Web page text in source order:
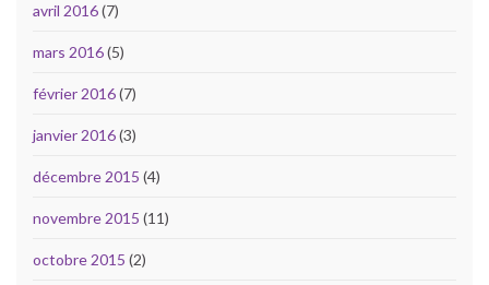
avril 2016(7)
mars 2016(5)
février 2016(7)
janvier 2016(3)
décembre 2015 (4)
novembre 2015 (11)
octobre 2015 (2)